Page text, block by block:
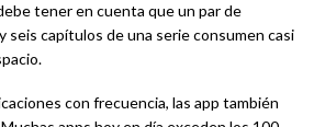
tener en cuenta que un par de
seis capítulos de una serie consumen casi
con frecuencia, las app también